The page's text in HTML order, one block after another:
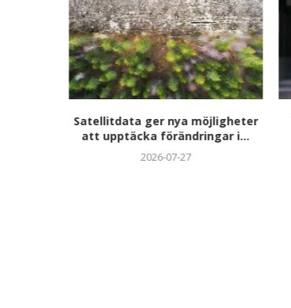
Satellitdata ger nya möjligheter
att upptäcka förändringar i...
2026-07-27